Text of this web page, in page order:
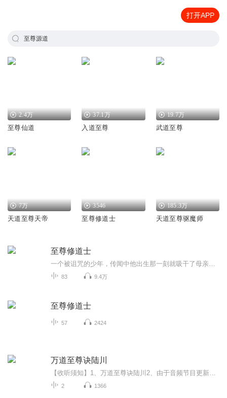
打开APP
至尊源道
2.4万
至尊仙道
37.1万
入道至尊
19.7万
武道至尊
7万
天道至尊天帝
3546
至尊修道士
185.3万
天道至尊驱魔师
至尊修道士
83 9.4万
至尊修道士
57 2424
万道至尊诀陆川
2 1366